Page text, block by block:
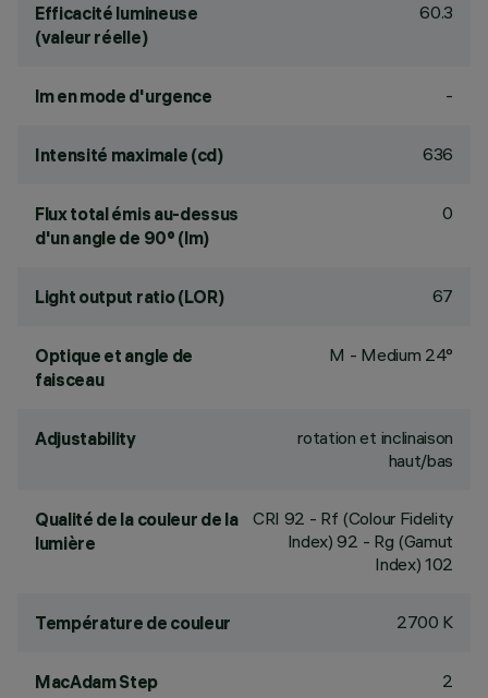
Efficacité lumineuse
(valeur réelle)
60.3
lm en mode d'urgence -
Intensité maximale (cd) 636
Flux total émis au-dessus
d'un angle de 90° (lm)
0
Light output ratio (LOR) 67
Optique et angle de
faisceau
M - Medium 24°
Adjustability
rotation et inclinaison
haut/bas
Qualité de la couleur de la
lumière
CRI 92 - Rf (Colour Fidelity
Index) 92 - Rg (Gamut
Index) 102
Température de couleur 2700 K
MacAdam Step 2